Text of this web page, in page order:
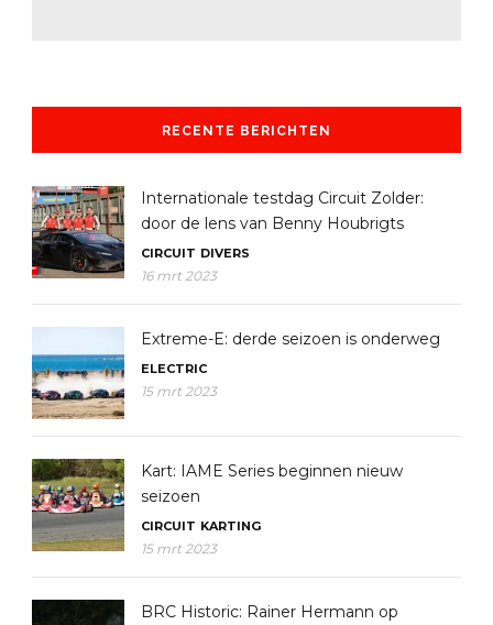
RECENTE BERICHTEN
Internationale testdag Circuit Zolder:
door de lens van Benny Houbrigts
CIRCUIT DIVERS
16 mrt 2023
Extreme-E: derde seizoen is onderweg
ELECTRIC
15 mrt 2023
Kart: IAME Series beginnen nieuw
seizoen
CIRCUIT KARTING
15 mrt 2023
BRC Historic: Rainer Hermann op